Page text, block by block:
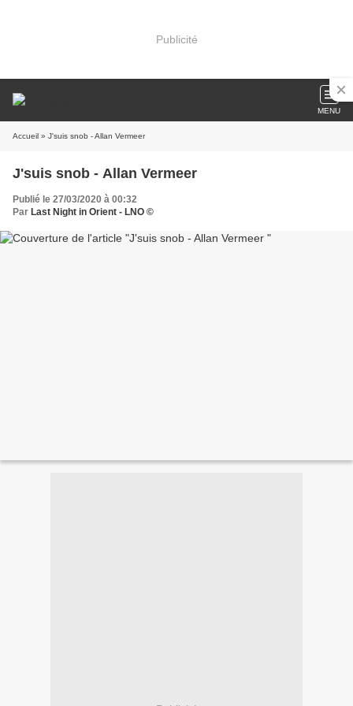
Publicité
MENU
Accueil » J'suis snob - Allan Vermeer
J'suis snob - Allan Vermeer
Publié le 27/03/2020 à 00:32
Par Last Night in Orient - LNO ©